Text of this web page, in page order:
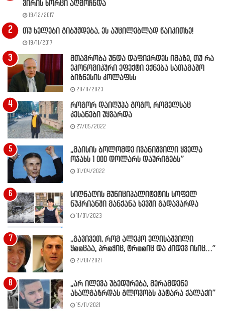
ვირის ხორცი აღმოჩნდა
19/12/2017
თუ ხელები გიბუჟდება, ეს აუცილებლად წაიკითხე!
19/11/2017
მთავრობა უნდა დაფიქრდეს იმაზე, თუ რა
ეკონომიკური ეფექტი ექნება სათამაშო
ბიზნესის კოლაფსს
28/11/2023
როგორ დაიღუპა გოგო, რომელსაც
კესანები უყვარდა
27/05/2022
,,მაისის ბოლომდე ივანიშვილი ყველა
ოჯახს 1 000 დოლარს დაურიგებს”
01/04/2022
სიღნაღის მუნიციპალიტეტის სოფელ
ნუკრიანში მანქანა ხევში გადავარდა
11/01/2023
,,გავივეთ, რომ ალეკო ელისაშვილი
ყ@@ცაა, პრ@ჭიც, ტრ@@იც და კიდევ ისიც…”
21/01/2021
,,არ ილევა უბედურება, მერამდენე
ახალგაზრდას გლოვობს პატარა ქალაქი”
15/11/2021